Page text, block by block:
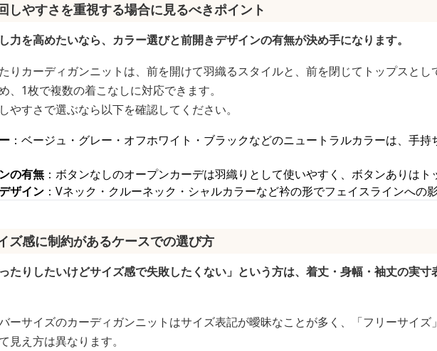
しやすさを重視する場合に見るべきポイント
力を高めたいなら、カラー選びと前開きデザインの有無が決め手になります。
りカーディガンニットは、前を開けて羽織るスタイルと、前を閉じてトップスと
、1枚で複数の着こなしに対応できます。
やすさで選ぶなら以下を確認してください。
：ベージュ・グレー・オフホワイト・ブラックなどのニュートラルカラーは、手
の有無 ：ボタンなしのオープンカーデは羽織りとして使いやすく、ボタンありは
ザイン ：Vネック・クルーネック・シャルカラーなど衿の形でフェイスラインへの
ズ感に制約があるケースでの選び方
ったりしたいけどサイズ感で失敗したくない」という方は、着丈・身幅・袖丈の実
ーサイズのカーディガンニットはサイズ表記が曖昧なことが多く、「フリーサイ
見え方は異なります。